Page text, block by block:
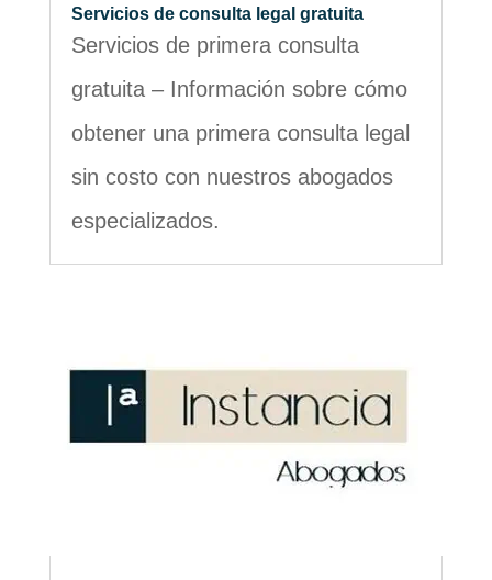
Servicios de consulta legal gratuita
Servicios de primera consulta
gratuita – Información sobre cómo
obtener una primera consulta legal
sin costo con nuestros abogados
especializados.